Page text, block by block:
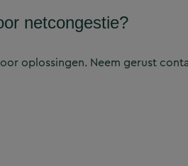
netcongestie?
oplossingen. Neem gerust